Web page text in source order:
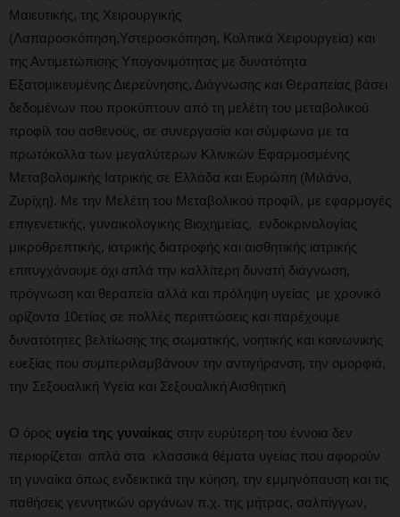
Μαιευτικής, της Χειρουργικής
(Λαπαροσκόπηση,Υστεροσκόπηση, Κολπικά Χειρουργεία) και
της Αντιμετώπισης Υπογονιμότητας με δυνατότητα
Εξατομικευμένης Διερεύνησης, Διάγνωσης και Θεραπείας βάσει
δεδομένων που προκύπτουν από τη μελέτη του μεταβολικού
προφίλ του ασθενούς, σε συνεργασία και σύμφωνα με τα
πρωτόκολλα των μεγαλύτερων Κλινικών Εφαρμοσμένης
Μεταβολομικής Ιατρικής σε Ελλάδα και Ευρώπη (Μιλάνο,
Ζυρίχη). Με την Μελέτη του Μεταβολικού προφίλ, με εφαρμογές
επιγενετικής, γυναικολογικής Βιοχημείας, ενδοκρινολογίας
μικροθρεπτικής, ιατρικής διατροφής και αισθητικής ιατρικής
επιτυγχάνουμε όχι απλά την καλλίτερη δυνατή διάγνωση,
πρόγνωση και θεραπεία αλλά και πρόληψη υγείας με χρονικό
ορίζοντα 10ετίας σε πολλές περιπτώσεις και παρέχουμε
δυνατότητες βελτίωσης της σωματικής, νοητικής και κοινωνικής
ευεξίας που συμπεριλαμβάνουν την αντιγήρανση, την ομορφιά,
την Σεξουαλική Υγεία και Σεξουαλική Αισθητική
Ο όρος υγεία της γυναίκας στην ευρύτερη του έννοια δεν
περιορίζεται απλά στα κλασσικά θέματα υγείας που αφορούν
τη γυναίκα όπως ενδεικτικά την κύηση, την εμμηνόπαυση και τις
παθήσεις γεννητικών οργάνων π.χ. της μήτρας, σαλπίγγων,